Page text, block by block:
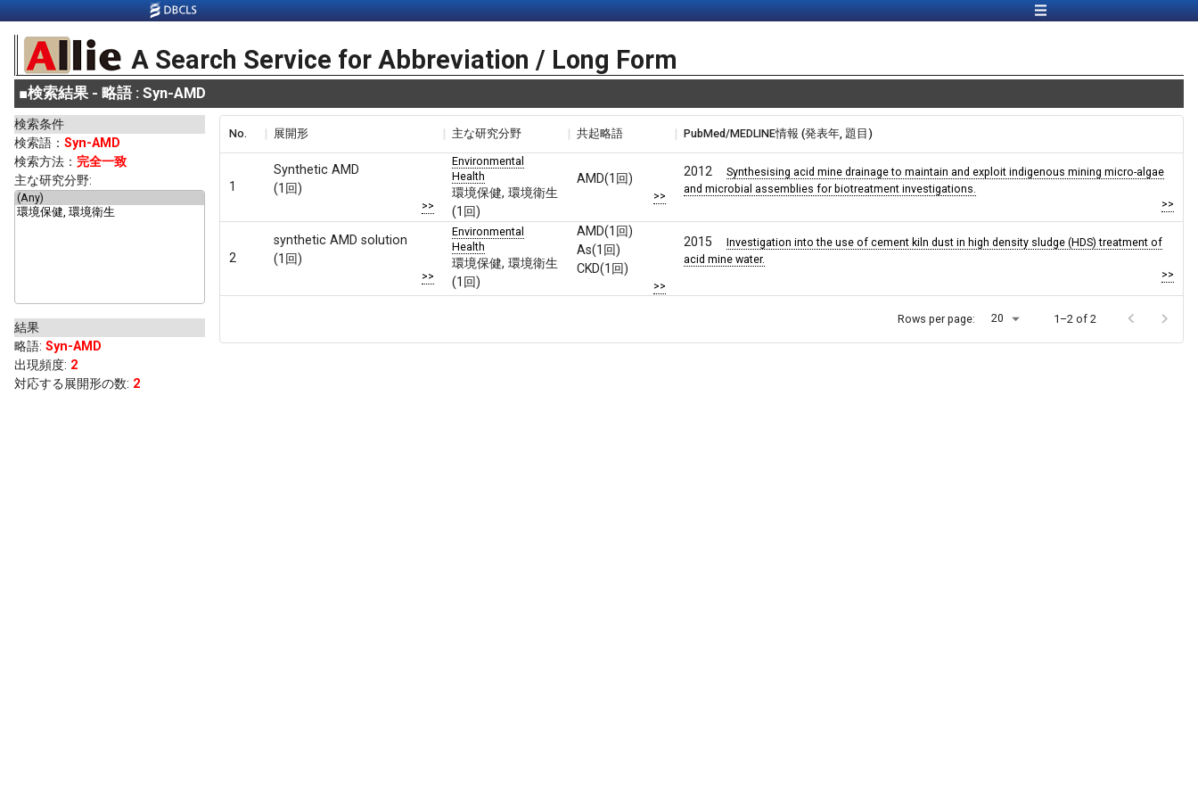
A Search Service for Abbreviation / Long Form
■検索結果 - 略語 : Syn-AMD
検索条件
検索語： Syn-AMD
検索方法： 完全一致
主な研究分野:
結果
略語: Syn-AMD
出現頻度: 2
対応する展開形の数: 2
No. 展開形 主な研究分野 共起略語 PubMed/MEDLINE情報 (発表年, 題目)
1
Synthetic AMD
(1回)
>>
Environmental
Health
環境保健, 環境衛生
(1回)
AMD(1回)
>>
2012
Synthesising acid mine drainage to maintain and exploit indigenous mining micro-algae
and microbial assemblies for biotreatment investigations.
>>
2
synthetic AMD solution
(1回)
>>
Environmental
Health
環境保健, 環境衛生
(1回)
AMD(1回)
As(1回)
CKD(1回)
>>
2015
Investigation into the use of cement kiln dust in high density sludge (HDS) treatment of
acid mine water.
>>
Rows per page: 20 1–2 of 2